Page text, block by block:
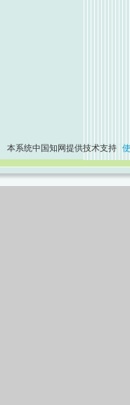
本系统中国知网提供技术支持